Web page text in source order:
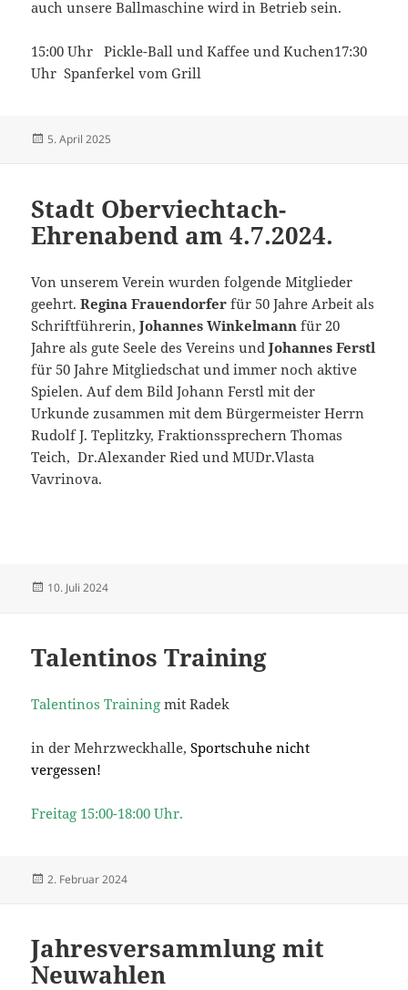
auch unsere Ballmaschine wird in Betrieb sein.
15:00 Uhr Pickle-Ball und Kaffee und Kuchen17:30
Uhr Spanferkel vom Grill
Veröffentlicht
5. April 2025
Stadt Oberviechtach-
Ehrenabend am 4.7.2024.
Von unserem Verein wurden folgende Mitglieder
geehrt.Regina Frauendorfer für 50 Jahre Arbeit als
Schriftführerin,Johannes Winkelmann für 20
Jahre als gute Seele des Vereins undJohannes Ferstl
für 50 Jahre Mitgliedschat und immer noch aktive
Spielen. Auf dem Bild Johann Ferstl mit der
Urkunde zusammen mit dem Bürgermeister Herrn
Rudolf J. Teplitzky, Fraktionssprechern Thomas
Teich, Dr.Alexander Ried und MUDr.Vlasta
Vavrinova.
Veröffentlicht
10. Juli 2024
Talentinos Training
Talentinos Training mit Radek
in der Mehrzweckhalle, Sportschuhe nicht
vergessen!
Freitag 15:00-18:00 Uhr.
Veröffentlicht
2. Februar 2024
Jahresversammlung mit
Neuwahlen